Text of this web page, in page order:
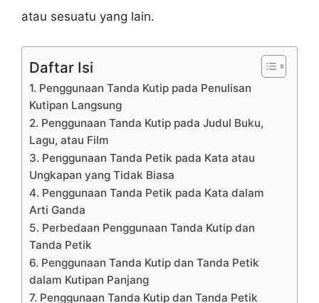
atau sesuatu yang lain.
Daftar Isi
1. Penggunaan Tanda Kutip pada Penulisan
Kutipan Langsung
2. Penggunaan Tanda Kutip pada Judul Buku,
Lagu, atau Film
3. Penggunaan Tanda Petik pada Kata atau
Ungkapan yang Tidak Biasa
4. Penggunaan Tanda Petik pada Kata dalam
Arti Ganda
5. Perbedaan Penggunaan Tanda Kutip dan
Tanda Petik
6. Penggunaan Tanda Kutip dan Tanda Petik
dalam Kutipan Panjang
7. Penggunaan Tanda Kutip dan Tanda Petik